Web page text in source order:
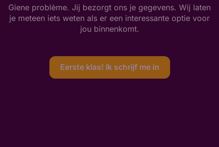
Giene problème. Jij bezorgt ons je gegevens. Wij laten
je meteen iets weten als er een interessante optie voor
jou binnenkomt.
Eerste klas! Ik schrijf me in